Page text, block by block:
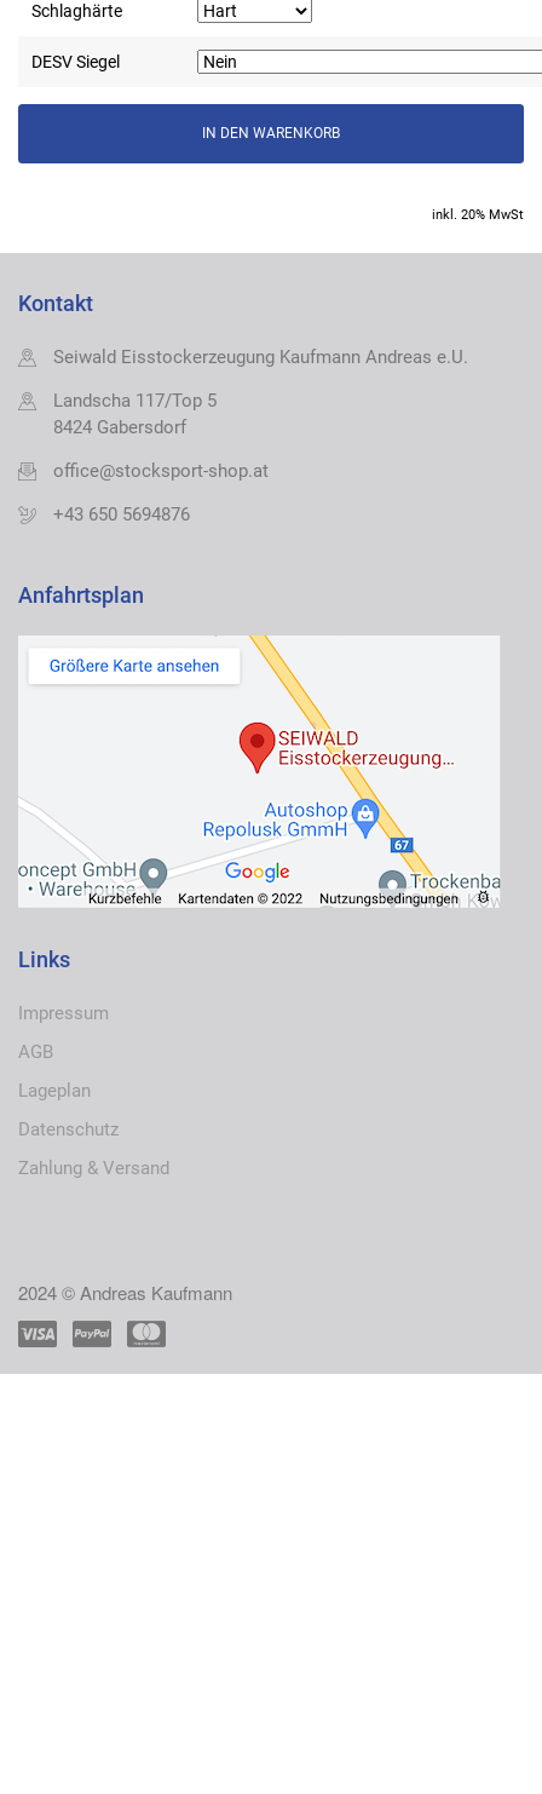
Schlaghärte
DESV Siegel
inkl. 20% MwSt
Kontakt
Seiwald Eisstockerzeugung Kaufmann Andreas e.U.
Landscha 117/Top 5
8424 Gabersdorf
office@stocksport-shop.at
+43 650 5694876
Anfahrtsplan
Links
Impressum
AGB
Lageplan
Datenschutz
Zahlung & Versand
2024 © Andreas Kaufmann